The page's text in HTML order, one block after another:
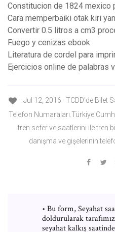
Constitucion de 1824 mexico
Cara memperbaiki otak kiri
Convertir 0.5 litros a cm3
Fuego y cenizas ebook
Literatura de cordel para
Ejercicios online de palabras
Jul 12, 2016 · TCDD'de Bilet
Telefon Numaraları.Türkiye
tren sefer ve saatlerini ile tren
danışma ve gişelerinin
• Bu form, Seyahat
doldurularak
seyahat kalkış